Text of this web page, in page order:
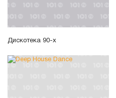
Дискотека 90-х